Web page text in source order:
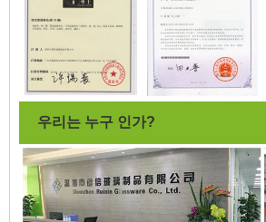
우리는 누구 인가?